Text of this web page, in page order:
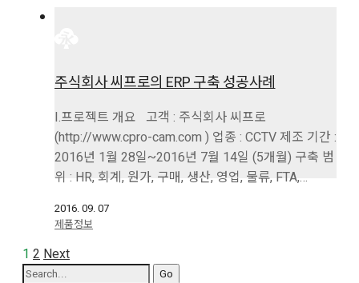
주식회사 씨프로의 ERP 구축 성공사례
I.프로젝트 개요 고객 : 주식회사 씨프로
(http://www.cpro-cam.com ) 업종 : CCTV 제조 기간 :
2016년 1월 28일~2016년 7월 14일 (5개월) 구축 범
위 : HR, 회계, 원가, 구매, 생산, 영업, 물류, FTA,…
2016. 09. 07
제품정보
1 2Next
Search